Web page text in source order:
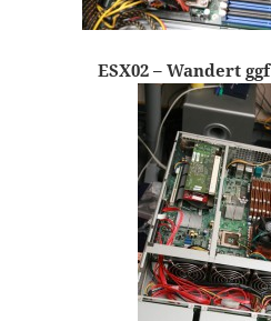
ESX02 – Wandert